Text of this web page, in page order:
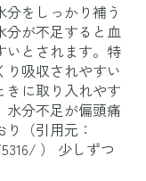
をしっかり補う
分が不足すると血
いとされます。特
り吸収されやすい
きに取り入れやす
水分不足が偏頭痛
（引用元：
） 少しずつ